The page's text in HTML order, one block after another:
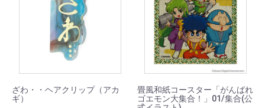
ざわ・・ヘアクリップ（アカ
ギ）
畳風和紙コースター「がんばれ
ゴエモン大集合！」01/集合(公